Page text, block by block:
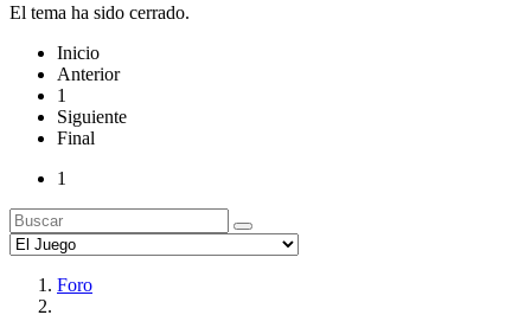
El tema ha sido cerrado.
Inicio
Anterior
1
Siguiente
Final
1
Foro